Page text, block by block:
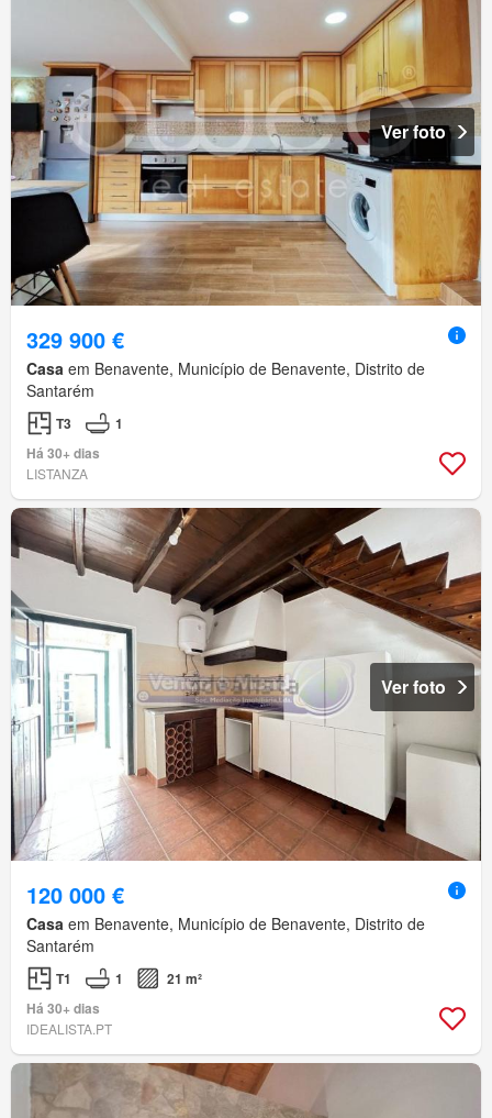
Ver foto
329 900 €
Casa em Benavente, Município de Benavente, Distrito de
Santarém
T3
1
Há 30+ dias
LISTANZA
Ver foto
120 000 €
Casa em Benavente, Município de Benavente, Distrito de
Santarém
T1 1
21 m²
Há 30+ dias
IDEALISTA.PT